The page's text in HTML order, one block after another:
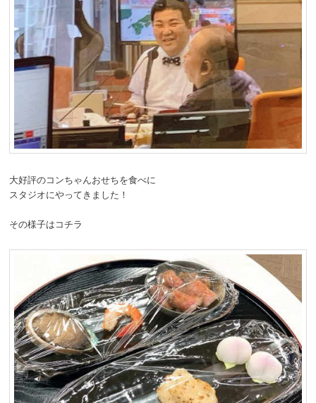
大好評のコンちゃんおせちを食べに
スタジオにやってきました！
その様子はコチラ